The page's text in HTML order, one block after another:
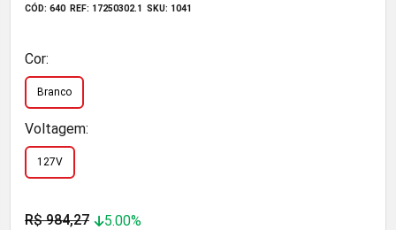
CÓD: 640 REF: 17250302.1 SKU: 1041
Cor:
Branco
Voltagem:
127V
R$ 984,27 5.00%